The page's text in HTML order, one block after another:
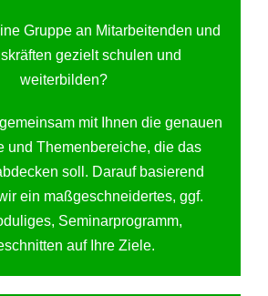
Gruppe an Mitarbeitenden und
gezielt schulen und
weiterbilden?
mit Ihnen die genauen
und Themenbereiche, die das
soll. Darauf basierend
ein maßgeschneidertes, ggf.
Seminarprogramm,
auf Ihre Ziele.